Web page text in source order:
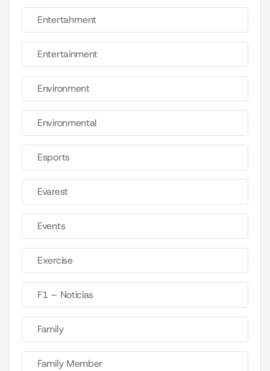
Entertahrnent
Entertainment
Environment
Environmental
Esports
Evarest
Events
Exercise
F1 – Noticias
Family
Family Member